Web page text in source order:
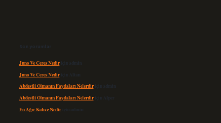
Son yorumlar
Juno Ve Ceres Nediriçin admin
Juno Ve Ceres Nediriçin Altan
Abdestli Olmanın Faydaları Nelerdiriçin admin
Abdestli Olmanın Faydaları Nelerdiriçin Alper
En Ağır Kahve Nediriçin admin